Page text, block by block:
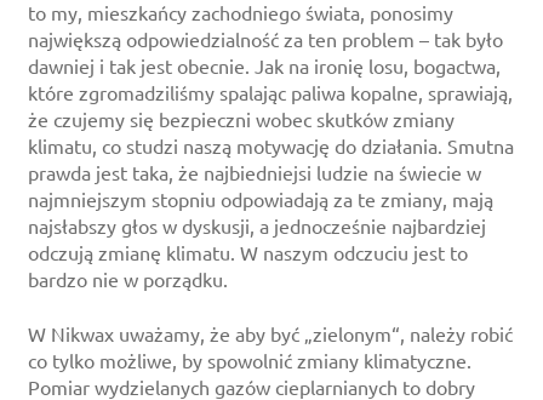
to my, mieszkańcy zachodniego świata, ponosimy
największą odpowiedzialność za ten problem – tak było
dawniej i tak jest obecnie. Jak na ironię losu, bogactwa,
które zgromadziliśmy spalając paliwa kopalne, sprawiają,
że czujemy się bezpieczni wobec skutków zmiany
klimatu, co studzi naszą motywację do działania. Smutna
prawda jest taka, że najbiedniejsi ludzie na świecie w
najmniejszym stopniu odpowiadają za te zmiany, mają
najsłabszy głos w dyskusji, a jednocześnie najbardziej
odczują zmianę klimatu. W naszym odczuciu jest to
bardzo nie w porządku.
W Nikwax uważamy, że aby być „zielonym“, należy robić
co tylko możliwe, by spowolnić zmiany klimatyczne.
Pomiar wydzielanych gazów cieplarnianych to dobry